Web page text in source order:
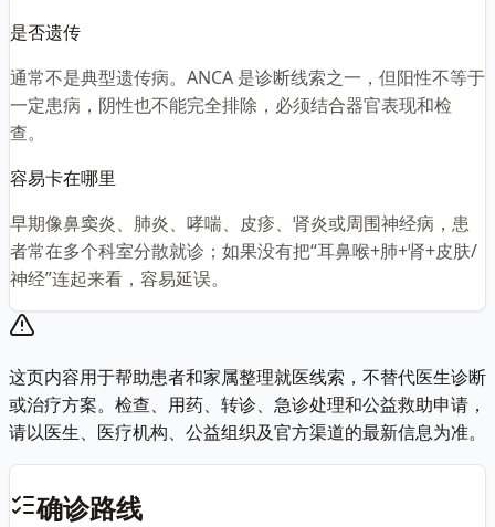
是否遗传
通常不是典型遗传病。ANCA 是诊断线索之一，但阳性不等于
一定患病，阴性也不能完全排除，必须结合器官表现和检
查。
容易卡在哪里
早期像鼻窦炎、肺炎、哮喘、皮疹、肾炎或周围神经病，患
者常在多个科室分散就诊；如果没有把“耳鼻喉+肺+肾+皮肤/
神经”连起来看，容易延误。
这页内容用于帮助患者和家属整理就医线索，不替代医生诊断
或治疗方案。检查、用药、转诊、急诊处理和公益救助申请，
请以医生、医疗机构、公益组织及官方渠道的最新信息为准。
确诊路线